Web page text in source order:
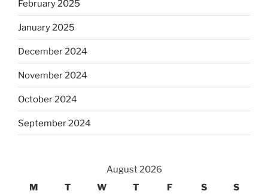
February 2025
January 2025
December 2024
November 2024
October 2024
September 2024
August 2026
M
T W T F S S